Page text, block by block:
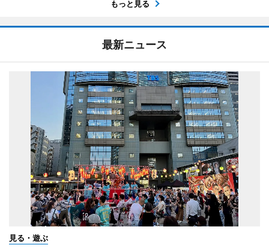
もっと見る
最新ニュース
見る・遊ぶ